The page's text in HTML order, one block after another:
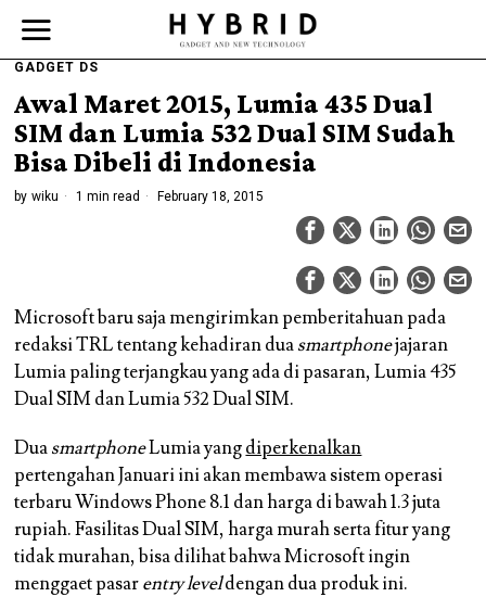
GADGET DS
Awal Maret 2015, Lumia 435 Dual
SIM dan Lumia 532 Dual SIM Sudah
Bisa Dibeli di Indonesia
by wiku 1 min read February 18, 2015
Microsoft baru saja mengirimkan pemberitahuan pada
redaksi TRL tentang kehadiran duasmartphonejajaran
Lumia paling terjangkau yang ada di pasaran, Lumia 435
Dual SIM dan Lumia 532 Dual SIM.
DuasmartphoneLumia yangdiperkenalkan
pertengahan Januari ini akan membawa sistem operasi
terbaru Windows Phone 8.1 dan harga di bawah 1.3 juta
rupiah. Fasilitas Dual SIM, harga murah serta fitur yang
tidak murahan, bisa dilihat bahwa Microsoft ingin
menggaet pasarentry leveldengan dua produk ini.